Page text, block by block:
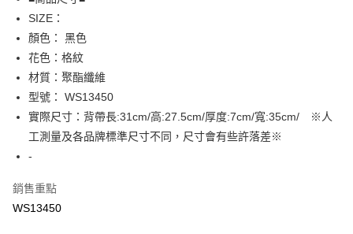
相關說明
【關於「AFTEE先享後付」】
AFTEE先享後付是「在收到商品之後才付款」的支付方式。 讓您購物簡單
便利好安心！
１．簡單：不需註冊會員、不需綁卡、不需儲值。
３．安心：先確認商品／服務後，再付款。
【「AFTEE先享後付」結帳流程】
１．於結帳方式選擇「AFTEE先享後付」後，將跳轉至「AFTEE先享後付」
結帳頁面，進行簡訊認證並確認金額後，即可完成結帳。
３．收到繳費通知簡訊後14天內，點擊此簡訊中的連結，可透過四大超商／
※ 請注意：結帳手續完成當下不需立刻繳費，但若您需要取消訂單，請聯絡
運送方式
全家取貨付款
免運費
SIZE：
顏色： 黑色
花色：格紋
材質：聚酯纖維
型號： WS13450
實際尺寸：背帶長:31cm/高:27.5cm/厚度:7cm/寬:35cm/ ※人
工測量及各品牌標準尺寸不同，尺寸會有些許落差※
-
銷售重點
WS13450